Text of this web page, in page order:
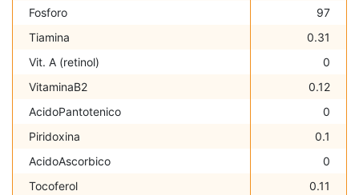
Fosforo
97
Tiamina
0.31
Vit. A (retinol)
0
VitaminaB2
0.12
AcidoPantotenico
0
Piridoxina
0.1
AcidoAscorbico
0
Tocoferol
0.11